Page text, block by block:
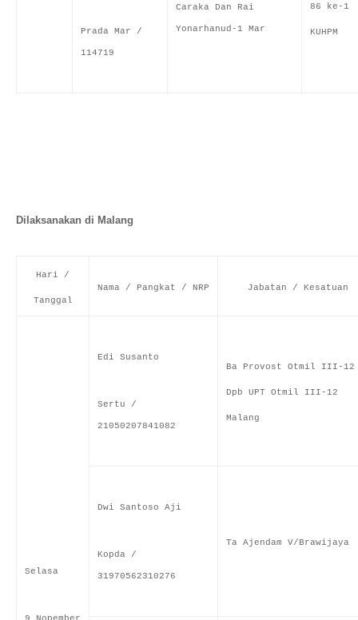
Prada Mar /
114719
Caraka Dan Rai
Yonarhanud-1 Mar
86 ke-1
KUHPM
Dilaksanakan di Malang
Hari /
Tanggal
Nama / Pangkat / NRP Jabatan / Kesatuan
Selasa
Edi Susanto
Sertu /
21050207841082
Ba Provost Otmil III-12
Dpb UPT Otmil III-12
Malang
Dwi Santoso Aji
Kopda /
31970562310276
Ta Ajendam V/Brawijaya